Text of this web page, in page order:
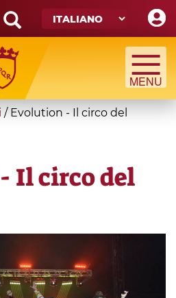
/ Evolution - Il circo del
Il circo del